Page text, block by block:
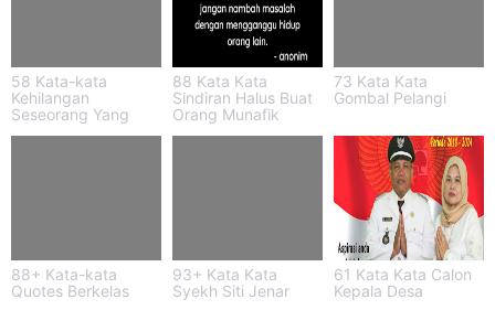
58 Kata-kata
Kehilangan
Seseorang Yang
88 Kata Kata
Sindiran Halus Buat
Orang Munafik
73 Kata Kata
Gombal Pelangi
88+ Kata-kata
Quotes Berkelas
93+ Kata Kata
Syekh Siti Jenar
61 Kata Kata Calon
Kepala Desa